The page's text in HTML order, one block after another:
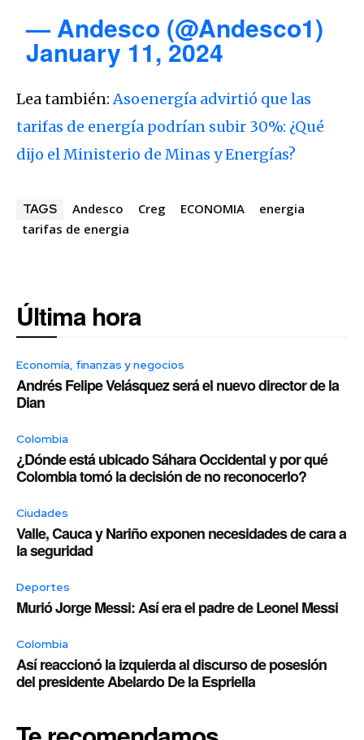
— Andesco (@Andesco1)
January 11, 2024
Lea también:Asoenergía advirtió que las
tarifas de energía podrían subir 30%: ¿Qué
dijo el Ministerio de Minas y Energías?
TAGS Andesco Creg ECONOMIA
energia
tarifas de energia
Última hora
Economía, finanzas y negocios
Andrés Felipe Velásquez será el nuevo director de la
Dian
Colombia
¿Dónde está ubicado Sáhara Occidental y por qué
Colombia tomó la decisión de no reconocerlo?
Ciudades
Valle, Cauca y Nariño exponen necesidades de cara a
la seguridad
Deportes
Murió Jorge Messi: Así era el padre de Leonel Messi
Colombia
Así reaccionó la izquierda al discurso de posesión
del presidente Abelardo De la Espriella